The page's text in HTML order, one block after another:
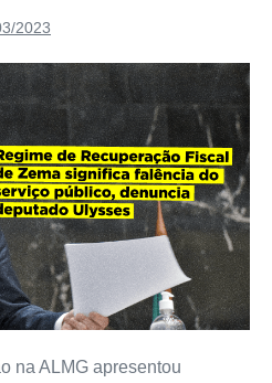
2023
na ALMG apresentou